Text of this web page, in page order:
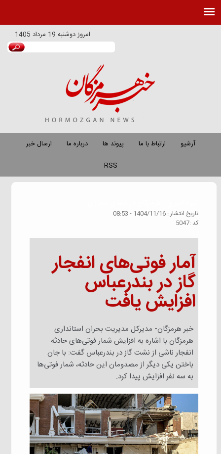
امروزدوشنبه 19 مرداد 1405
آرشیو ارتباط با ما پیوند ها درباره ما
ارسال خبر
RSS
تاريخ انتشار : 1404/11/16 - 08:53
كد :5047
آمار فوتی‌های انفجار
گاز در بندرعباس
افزایش یافت
خبر هرمزگان- مدیرکل مدیریت بحران استانداری
هرمزگان با اشاره به افزایش شمار فوتی‌های حادثه
انفجار ناشی از نشت گاز در بندرعباس گفت: با جان
باختن یکی دیگر از مصدومان این حادثه، شمار فوتی‌ها
به سه نفر افزایش پیدا کرد.